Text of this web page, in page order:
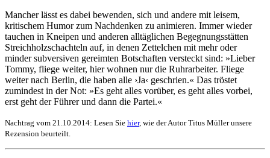
Mancher lässt es dabei bewenden, sich und andere mit leisem,
kritischem Humor zum Nachdenken zu ani­mieren. Immer wieder
tauchen in Kneipen und anderen alltäglichen Begegnungsstätten
Streichholzschach­teln auf, in denen Zettelchen mit mehr oder
minder subversiven gereimten Botschaften versteckt sind: »Lieber
Tommy, fliege weiter, hier wohnen nur die Ruhrarbeiter. Fliege
weiter nach Berlin, die haben alle ›Ja‹ geschrien.« Das tröstet
zumindest in der Not: »Es geht alles vorüber, es geht alles vorbei,
erst geht der Führer und dann die Partei.«
Nachtrag vom 21.10.2014: Lesen Sie hier, wie der Autor Titus Müller unsere
Rezension beurteilt.